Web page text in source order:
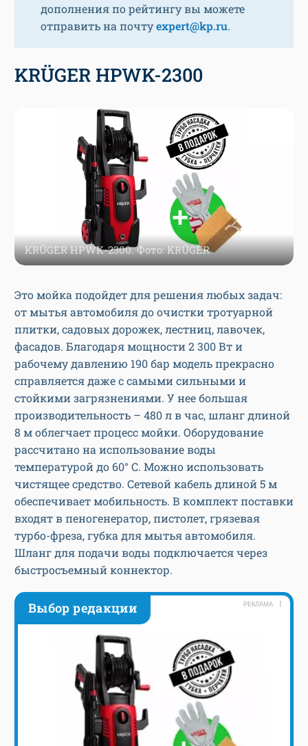
дополнения по рейтингу вы можете
отправить на почтуexpert@kp.ru.
KRÜGER HPWK-2300
KRÜGER HPWK-2300. Фото: KRÜGER
Это мойка подойдет для решения любых задач:
от мытья автомобиля до очистки тротуарной
плитки, садовых дорожек, лестниц, лавочек,
фасадов. Благодаря мощности 2 300 Вт и
рабочему давлению 190 бар модель прекрасно
справляется даже с самыми сильными и
стойкими загрязнениями. У нее большая
производительность – 480 л в час, шланг длиной
8 м облегчает процесс мойки. Оборудование
рассчитано на использование воды
температурой до 60° C. Можно использовать
чистящее средство. Сетевой кабель длиной 5 м
обеспечивает мобильность. В комплект поставки
входят в пеногенератор, пистолет, грязевая
турбо-фреза, губка для мытья автомобиля.
Шланг для подачи воды подключается через
быстросъемный коннектор.
Выбор редакции РЕКЛАМА